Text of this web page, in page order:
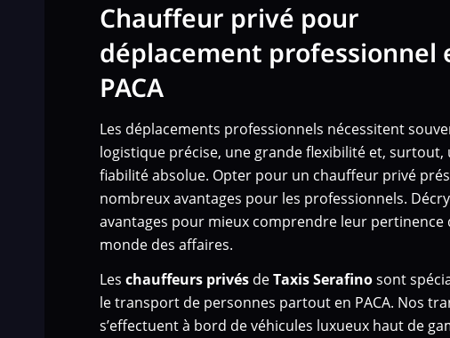
Chauffeur privé pour
déplacement professionnel
PACA
Les déplacements professionnels nécessitent
logistique précise, une grande flexibilité et, surtout,
fiabilité absolue. Opter pour un chauffeur privé
nombreux avantages pour les professionnels.
avantages pour mieux comprendre leur pertinence
monde des affaires.
Leschauffeurs privés deTaxis Serafinosont
le transport de personnes partout en PACA. Nos
s’effectuent à bord de véhicules luxueux haut de